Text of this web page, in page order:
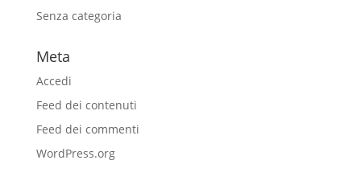
Senza categoria
Meta
Accedi
Feed dei contenuti
Feed dei commenti
WordPress.org